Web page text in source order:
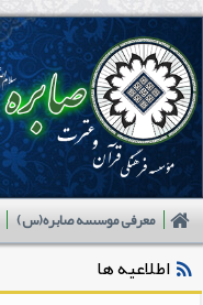
معرفی موسسه صابره(س)
اطلاعیه ها